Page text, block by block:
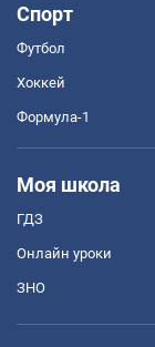
Спорт
Футбол
Хоккей
Формула-1
Моя школа
ГДЗ
Онлайн уроки
ЗНО